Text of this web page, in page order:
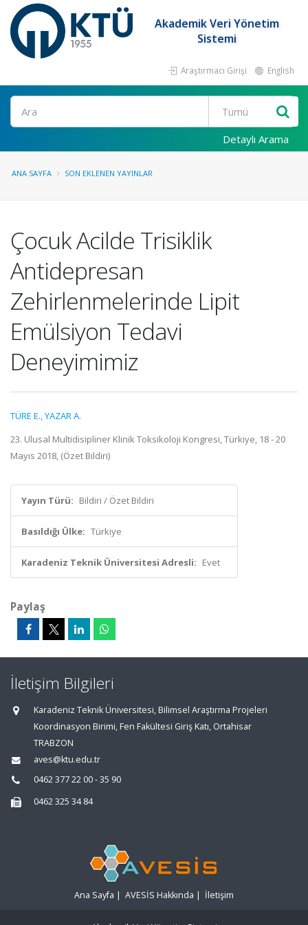
Akademik Veri Yönetim
Sistemi
Araştırmacı Girişi English
Ara
Detaylı Arama
ANA SAYFA SON EKLENEN YAYINLAR
Çocuk Acilde Trisiklik
Antidepresan
Zehirlenmelerinde Lipit
Emülsiyon Tedavi
Deneyimimiz
TÜRE E.,YAZAR A.
23. Ulusal Multidisipliner Klinik Toksikoloji Kongresi, Türkiye, 18 - 20
Mayıs 2018, (Özet Bildiri)
Yayın Türü: Bildiri / Özet Bildiri
Basıldığı Ülke: Türkiye
Karadeniz Teknik Üniversitesi Adresli: Evet
Paylaş
İletişim Bilgileri
Karadeniz Teknik Üniversitesi, Bilimsel Araştırma Projeleri
Koordinasyon Birimi, Fen Fakültesi Giriş Katı, Ortahisar
TRABZON
aves@ktu.edu.tr
0462 377 22 00 - 35 90
0462 325 34 84
Ana Sayfa | AVESİS Hakkında | İletişim